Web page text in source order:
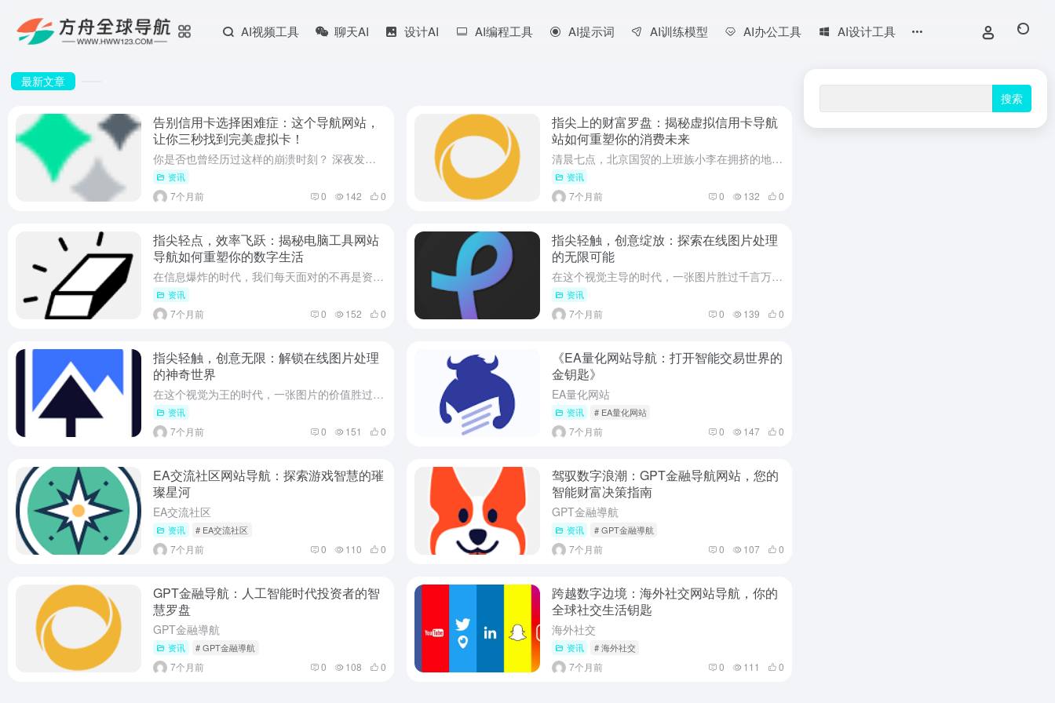
AI视频工具 聊天AI 设计AI AI编程工具 AI提示词 AI训练模型 AI办公工具 AI设计工具
最新文章
告别信用卡选择困难症：这个导航网站，
让你三秒找到完美虚拟卡！
你是否也曾经历过这样的崩溃时刻？ 深夜发现心仪已久的限量球鞋补货，兴奋地点开支付页面，却发现自己常备的那张卡因“发卡行限制”无法完成跨境支付… 好不容易抢到海外流媒体平台的优惠订阅，却在付款环节反复尝...
资讯
7个月前 0 142 0
指尖上的财富罗盘：揭秘虚拟信用卡导航
站如何重塑你的消费未来
清晨七点，北京国贸的上班族小李在拥挤的地铁车厢里，手指在手机屏幕上轻轻滑动。三十秒内，他通过一个神秘的网站导航，申请了一张美国商家的虚拟信用卡，抢购到限量版球鞋，同时用另一张卡完成了跨境软件订阅。而在...
资讯
7个月前 0 132 0
指尖轻点，效率飞跃：揭秘电脑工具网站
导航如何重塑你的数字生活
在信息爆炸的时代，我们每天面对的不再是资源匮乏，而是选择过剩。你是否曾在寻找一款合适的软件时，被搜索引擎中琳琅满目的广告和推广内容迷惑？是否因为电脑卡顿却不知该用什么优化工具而苦恼？是否羡慕那些总能高...
资讯
7个月前 0 152 0
指尖轻触，创意绽放：探索在线图片处理
的无限可能
在这个视觉主导的时代，一张图片胜过千言万语。无论是社交媒体上的个性展示，电商平台的产品呈现，还是工作汇报中的图表说明，高质量的图像处理已成为数字生活的必备技能。然而，传统专业软件的高门槛让许多人望而却...
资讯
7个月前 0 139 0
指尖轻触，创意无限：解锁在线图片处理
的神奇世界
在这个视觉为王的时代，一张图片的价值胜过千言万语。无论是社交媒体上的精致分享，工作报告中的专业图表，还是个人创作的艺术表达，图像处理已成为数字生活中不可或缺的一部分。然而，面对Photoshop的复杂...
资讯
7个月前 0 151 0
《EA量化网站导航：打开智能交易世界的
金钥匙》
EA量化网站
资讯 # EA量化网站
7个月前 0 147 0
EA交流社区网站导航：探索游戏智慧的璀
璨星河
EA交流社区
资讯 # EA交流社区
7个月前 0 110 0
驾驭数字浪潮：GPT金融导航网站，您的
智能财富决策指南
GPT金融導航
资讯 # GPT金融導航
7个月前 0 107 0
GPT金融导航：人工智能时代投资者的智
慧罗盘
GPT金融導航
资讯 # GPT金融導航
7个月前 0 108 0
跨越数字边境：海外社交网站导航，你的
全球社交生活钥匙
海外社交
资讯 # 海外社交
7个月前 0 111 0